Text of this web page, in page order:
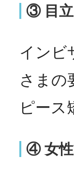
③ 目立
インビ
さまの
ピース
④ 女性